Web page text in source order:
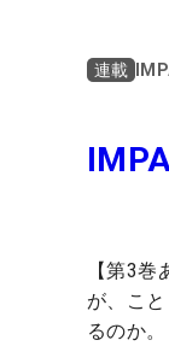
連載
【第3
が、こ
るのか